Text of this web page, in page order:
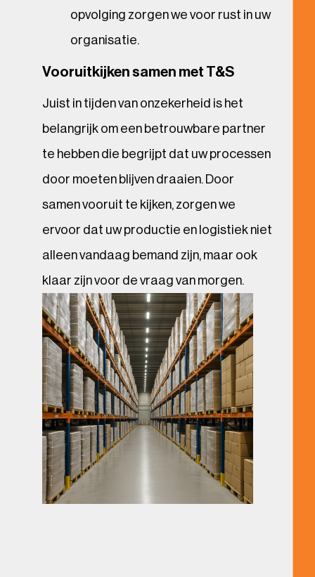
opvolging zorgen we voor rust in uw
organisatie.
Vooruitkijken samen met T&S
Juist in tijden van onzekerheid is het
belangrijk om een betrouwbare partner
te hebben die begrijpt dat uw processen
door moeten blijven draaien. Door
samen vooruit te kijken, zorgen we
ervoor dat uw productie en logistiek niet
alleen vandaag bemand zijn, maar ook
klaar zijn voor de vraag van morgen.